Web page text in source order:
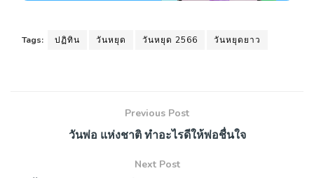
Tags: ปฏิทิน วันหยุด วันหยุด 2566 วันหยุดยาว
Previous Post
วันพ่อ แห่งชาติ ทำอะไรดีให้พ่อชื่นใจ
Next Post